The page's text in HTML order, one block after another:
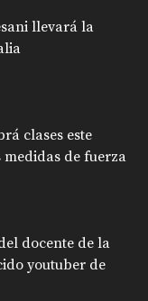
llevará la
clases este
medidas de fuerza
docente de la
youtuber de